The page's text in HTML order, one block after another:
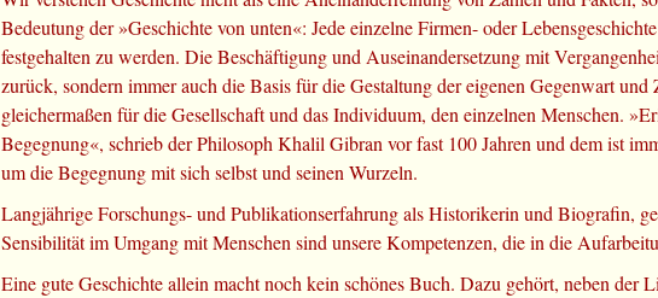
Bedeutung der »Geschichte von unten«: Jede einzelne Firmen- oder
festgehalten zu werden. Die Beschäftigung und Auseinandersetzung mit
zurück, sondern immer auch die Basis für die Gestaltung der eigenen Gegenwart
gleichermaßen für die Gesellschaft und das Individuum, den einzelnen Menschen.
Begegnung«, schrieb der Philosoph Khalil Gibran vor fast 100 Jahren und dem ist
um die Begegnung mit sich selbst und seinen Wurzeln.
Langjährige Forschungs- und Publikationserfahrung als Historikerin und Biografin,
Sensibilität im Umgang mit Menschen sind unsere Kompetenzen, die in die
Eine gute Geschichte allein macht noch kein schönes Buch. Dazu gehört, neben der